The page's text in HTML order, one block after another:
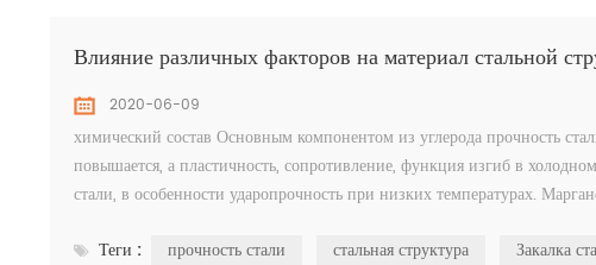
Влияние различных факторов на материал стальной
2020-06-09
химический состав Основным компонентом из углерода прочность
повышается, а пластичность, сопротивление, функция изгиб в
стали, в особенности ударопрочность при низких температурах.
Теги :
прочность стали стальная структура Закалка